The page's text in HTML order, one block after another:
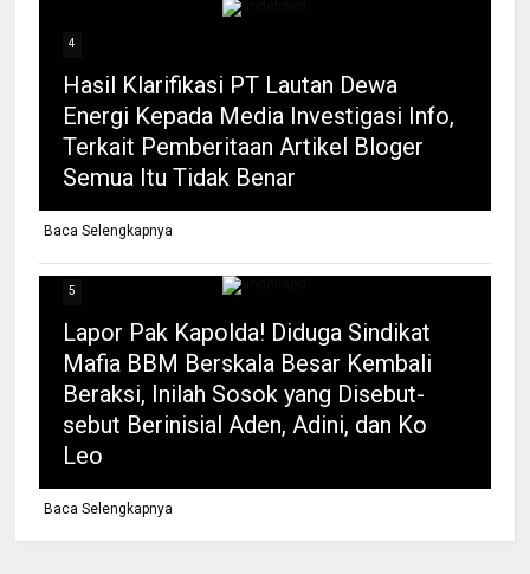
4
Hasil Klarifikasi PT Lautan Dewa
Energi Kepada Media Investigasi Info,
Terkait Pemberitaan Artikel Bloger
Semua Itu Tidak Benar
Baca Selengkapnya
5
Lapor Pak Kapolda! Diduga Sindikat
Mafia BBM Berskala Besar Kembali
Beraksi, Inilah Sosok yang Disebut-
sebut Berinisial Aden, Adini, dan Ko
Leo
Baca Selengkapnya